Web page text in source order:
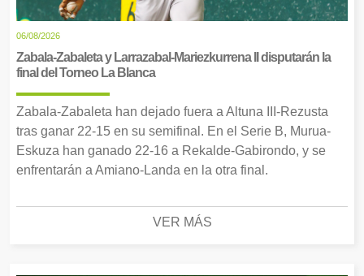
06/08/2026
Zabala-Zabaleta y Larrazabal-Mariezkurrena II disputarán la
final del Torneo La Blanca
Zabala-Zabaleta han dejado fuera a Altuna III-Rezusta
tras ganar 22-15 en su semifinal. En el Serie B, Murua-
Eskuza han ganado 22-16 a Rekalde-Gabirondo, y se
enfrentarán a Amiano-Landa en la otra final.
VER MÁS